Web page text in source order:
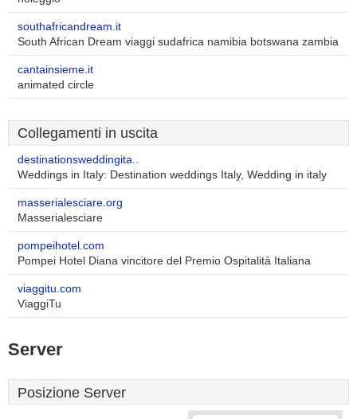
southafricandream.it
South African Dream viaggi sudafrica namibia botswana zambia
cantainsieme.it
animated circle
Collegamenti in uscita
destinationsweddingita..
Weddings in Italy: Destination weddings Italy, Wedding in italy
masserialesciare.org
Masserialesciare
pompeihotel.com
Pompei Hotel Diana vincitore del Premio Ospitalità Italiana
viaggitu.com
ViaggiTu
Server
Posizione Server